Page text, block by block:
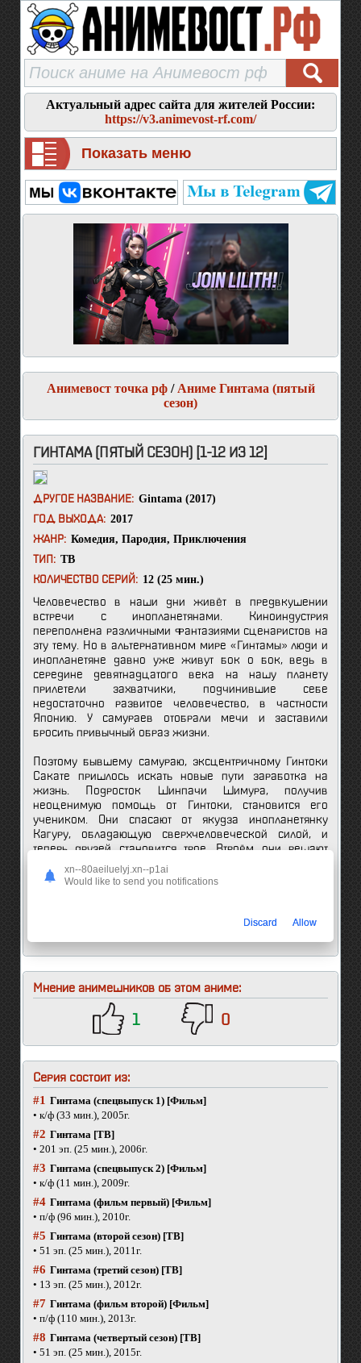
Актуальный адрес сайта для жителей России:
https://v3.animevost-rf.com/
Показать меню
Анимевост точка рф/ Аниме Гинтама (пятый
сезон)
ГИНТАМА (ПЯТЫЙ СЕЗОН) [1-12 ИЗ 12]
ДРУГОЕ НАЗВАНИЕ: Gintama (2017)
ГОД ВЫХОДА: 2017
ЖАНР: Комедия, Пародия, Приключения
ТИП: ТВ
КОЛИЧЕСТВО СЕРИЙ: 12 (25 мин.)
Человечество в наши дни живёт в предвкушении
встречи с инопланетянами. Киноиндустрия
переполнена различными фантазиями сценаристов на
эту тему. Но в альтернативном мире «Гинтамы» люди и
инопланетяне давно уже живут бок о бок, ведь в
середине девятнадцатого века на нашу планету
прилетели захватчики, подчинившие себе
недостаточно развитое человечество, в частности
Японию. У самураев отобрали мечи и заставили
бросить привычный образ жизни.
Поэтому бывшему самураю, эксцентричному Гинтоки
Сакате пришлось искать новые пути заработка на
жизнь. Подросток Шинпачи Шимура, получив
неоценимую помощь от Гинтоки, становится его
учеником. Они спасают от якудза инопланетянку
Кагуру, обладающую сверхчеловеческой силой, и
теперь друзей становится трое. Втроём они решают
работать фрилансерами и берутся за всевозможные
задания, чтобы заработать побольше деньжат на своё
комедийных историй о буднях Гинтоки, Шимуры и
Мнение анимешников об этом аниме:
1 0
Серия состоит из:
#1 Гинтама (спецвыпуск 1) [Фильм]
• к/ф (33 мин.), 2005г.
#2 Гинтама [ТВ]
• 201 эп. (25 мин.), 2006г.
#3 Гинтама (спецвыпуск 2) [Фильм]
• к/ф (11 мин.), 2009г.
#4 Гинтама (фильм первый) [Фильм]
• п/ф (96 мин.), 2010г.
#5 Гинтама (второй сезон) [ТВ]
• 51 эп. (25 мин.), 2011г.
#6 Гинтама (третий сезон) [ТВ]
• 13 эп. (25 мин.), 2012г.
#7 Гинтама (фильм второй) [Фильм]
• п/ф (110 мин.), 2013г.
#8 Гинтама (четвертый сезон) [ТВ]
• 51 эп. (25 мин.), 2015г.
xn--80aeiluelyj.xn--p1ai
Would like to send you notifications
Discard Allow